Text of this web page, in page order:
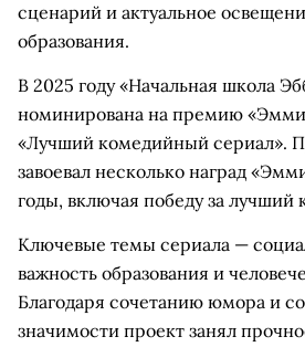
сценарий и актуальное
образования.
В 2025 году «Начальная школа
номинирована на премию
«Лучший комедийный сериал».
завоевал несколько наград
годы, включая победу за лучший
Ключевые темы сериала —
важность образования и
Благодаря сочетанию юмора и
значимости проект занял